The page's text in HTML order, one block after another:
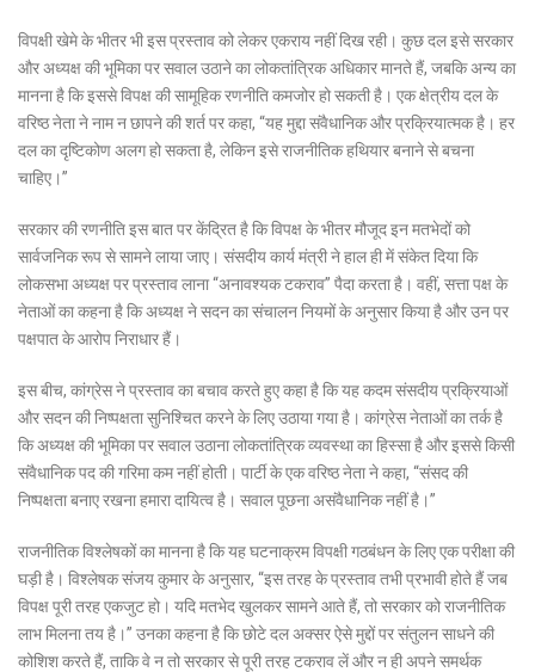
विपक्षी खेमे के भीतर भी इस प्रस्ताव को लेकर एकराय नहीं दिख रही। कुछ दल इसे सरकार
और अध्यक्ष की भूमिका पर सवाल उठाने का लोकतांत्रिक अधिकार मानते हैं, जबकि अन्य का
मानना है कि इससे विपक्ष की सामूहिक रणनीति कमजोर हो सकती है। एक क्षेत्रीय दल के
वरिष्ठ नेता ने नाम न छापने की शर्त पर कहा, “यह मुद्दा संवैधानिक और प्रक्रियात्मक है। हर
दल का दृष्टिकोण अलग हो सकता है, लेकिन इसे राजनीतिक हथियार बनाने से बचना
चाहिए।”
सरकार की रणनीति इस बात पर केंद्रित है कि विपक्ष के भीतर मौजूद इन मतभेदों को
सार्वजनिक रूप से सामने लाया जाए। संसदीय कार्य मंत्री ने हाल ही में संकेत दिया कि
लोकसभा अध्यक्ष पर प्रस्ताव लाना “अनावश्यक टकराव” पैदा करता है। वहीं, सत्ता पक्ष के
नेताओं का कहना है कि अध्यक्ष ने सदन का संचालन नियमों के अनुसार किया है और उन पर
पक्षपात के आरोप निराधार हैं।
इस बीच, कांग्रेसने प्रस्ताव का बचाव करते हुए कहा है कि यह कदम संसदीय प्रक्रियाओं
और सदन की निष्पक्षता सुनिश्चित करने के लिए उठाया गया है। कांग्रेस नेताओं का तर्क है
कि अध्यक्ष की भूमिका पर सवाल उठाना लोकतांत्रिक व्यवस्था का हिस्सा है और इससे किसी
संवैधानिक पद की गरिमा कम नहीं होती। पार्टी के एक वरिष्ठ नेता ने कहा, “संसद की
निष्पक्षता बनाए रखना हमारा दायित्व है। सवाल पूछना असंवैधानिक नहीं है।”
राजनीतिक विश्लेषकों का मानना है कि यह घटनाक्रम विपक्षी गठबंधन के लिए एक परीक्षा की
घड़ी है। विश्लेषक संजय कुमार के अनुसार, “इस तरह के प्रस्ताव तभी प्रभावी होते हैं जब
विपक्ष पूरी तरह एकजुट हो। यदि मतभेद खुलकर सामने आते हैं, तो सरकार को राजनीतिक
लाभ मिलना तय है।” उनका कहना है कि छोटे दल अक्सर ऐसे मुद्दों पर संतुलन साधने की
कोशिश करते हैं, ताकि वे न तो सरकार से पूरी तरह टकराव लें और न ही अपने समर्थक